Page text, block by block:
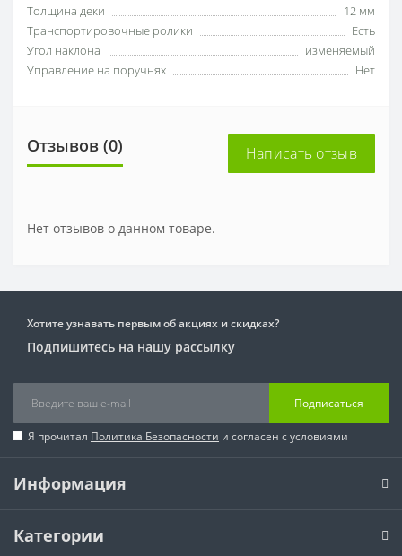
Толщина деки
12 мм
Транспортировочные ролики
Есть
Угол наклона
изменяемый
Управление на поручнях
Нет
Отзывов (0) Написать отзыв
Нет отзывов о данном товаре.
Хотите узнавать первым об акциях и скидках?
Подпишитесь на нашу рассылку
Подписаться
Я прочитал Политика Безопасности и согласен с условиями
Информация
Категории